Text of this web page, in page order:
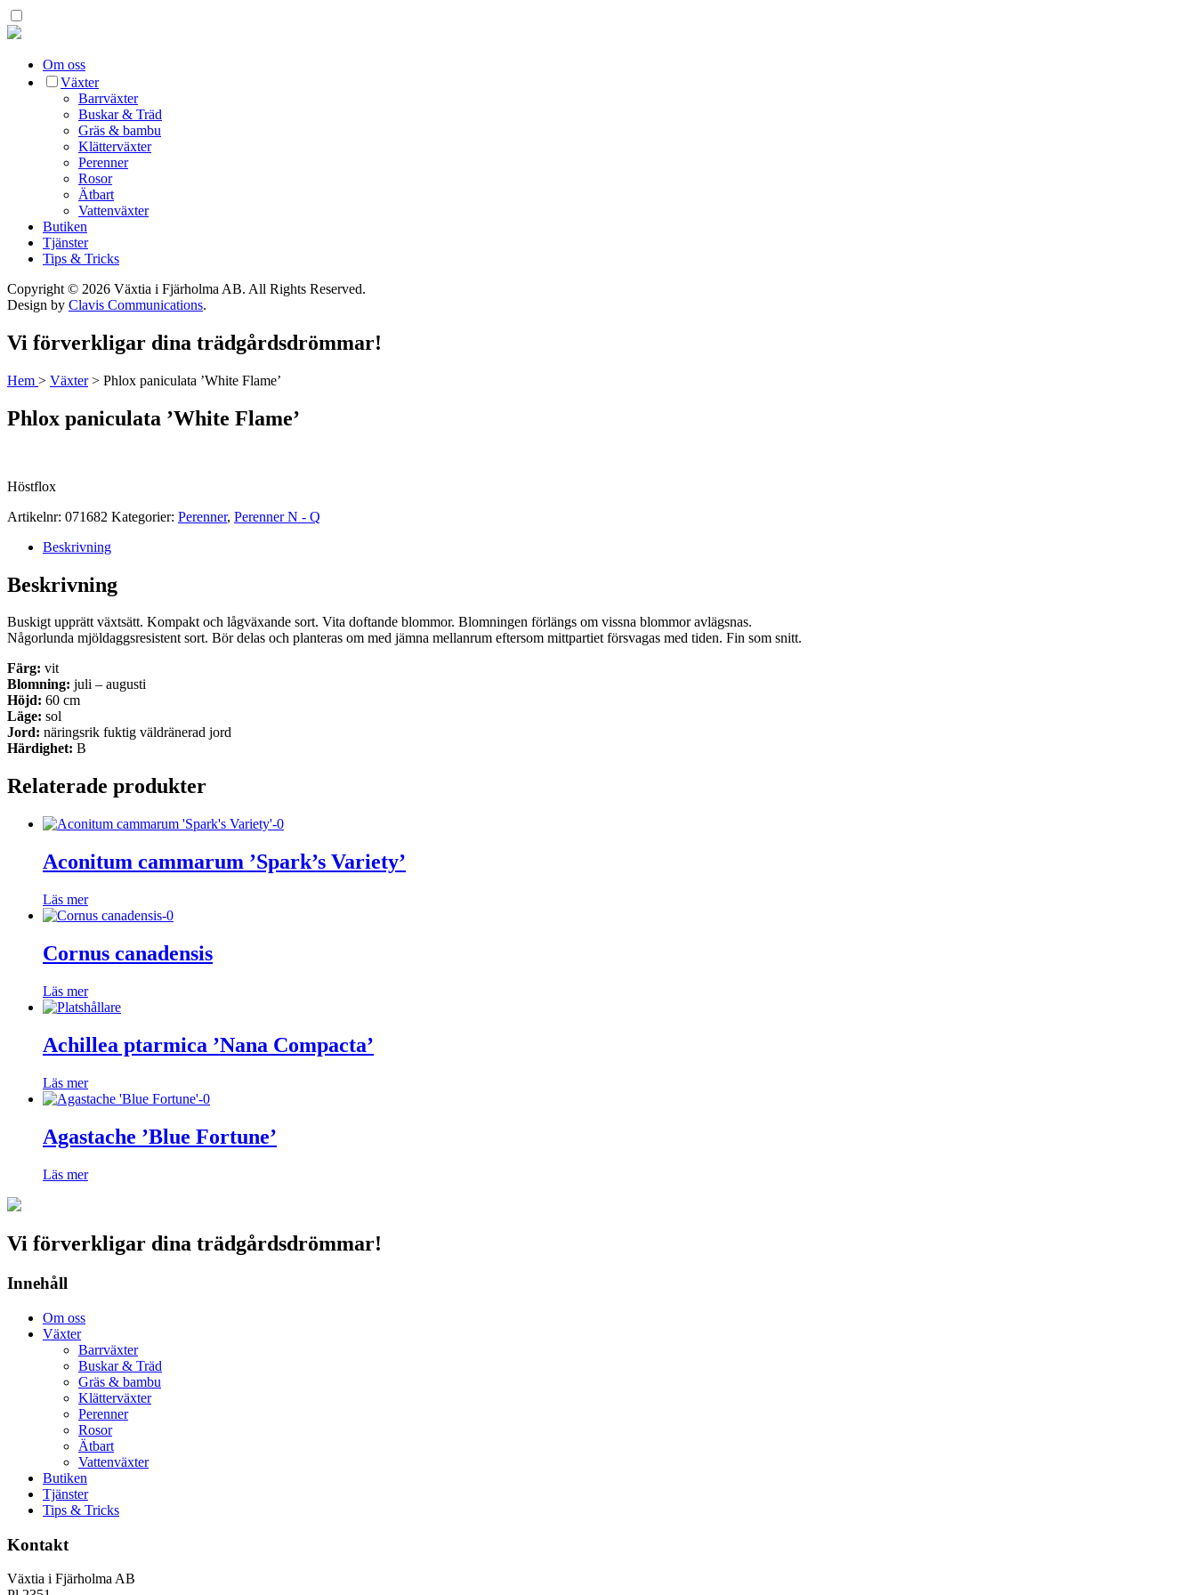
Om oss
Växter
Barrväxter
Buskar & Träd
Gräs & bambu
Klätterväxter
Perenner
Rosor
Ätbart
Vattenväxter
Butiken
Tjänster
Tips & Tricks
Copyright © 2026 Växtia i Fjärholma AB. All Rights Reserved.
Design by Clavis Communications.
Vi förverkligar dina trädgårdsdrömmar!
Hem > Växter> Phlox paniculata ’White Flame’
Phlox paniculata ’White Flame’
Höstflox
Artikelnr: 071682 Kategorier: Perenner, Perenner N - Q
Beskrivning
Beskrivning
Buskigt upprätt växtsätt. Kompakt och lågväxande sort. Vita doftande blommor. Blomningen förlängs om vissna blommor avlägsnas.
Någorlunda mjöldaggsresistent sort. Bör delas och planteras om med jämna mellanrum eftersom mittpartiet försvagas med tiden. Fin som snitt.
Färg: vit
Blomning: juli – augusti
Höjd: 60 cm
Läge: sol
Jord: näringsrik fuktig väldränerad jord
Härdighet: B
Relaterade produkter
Aconitum cammarum ’Spark’s Variety’
Läs mer
Cornus canadensis
Läs mer
Achillea ptarmica ’Nana Compacta’
Läs mer
Agastache ’Blue Fortune’
Läs mer
Vi förverkligar dina trädgårdsdrömmar!
Innehåll
Om oss
Växter
Barrväxter
Buskar & Träd
Gräs & bambu
Klätterväxter
Perenner
Rosor
Ätbart
Vattenväxter
Butiken
Tjänster
Tips & Tricks
Kontakt
Växtia i Fjärholma AB